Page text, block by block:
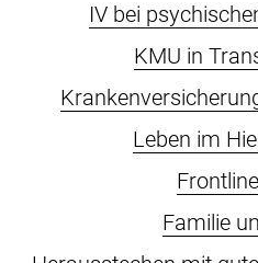
IV bei
KMU in
Leben im
Familie